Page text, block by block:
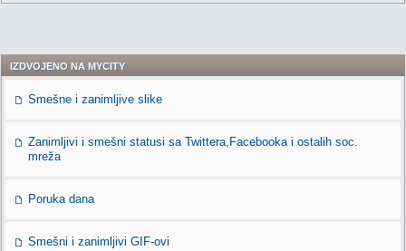
IZDVOJENO NA MYCITY
Smešne i zanimljive slike
Zanimljivi i smešni statusi sa Twittera,Facebooka i ostalih soc.
mreža
Poruka dana
Smešni i zanimljivi GIF-ovi